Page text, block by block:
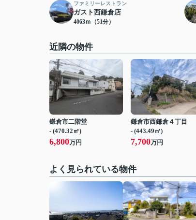
ファミリーレストラン
ガスト西鎌倉店
4063ｍ（51分）
近隣の物件
鎌倉市二階堂
- (470.32㎡)
6,800万円
鎌倉市西鎌倉４丁目
- (443.49㎡)
7,700万円
よく見られている物件